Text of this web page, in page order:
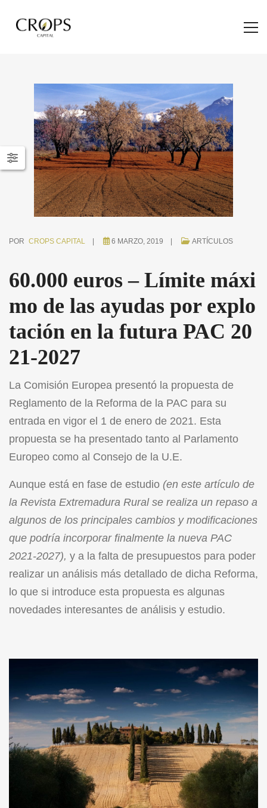
POR CROPS CAPITAL 6 MARZO, 2019 ARTÍCULOS
60.000 euros – Límite máxi
mo de las ayudas por explo
tación en la futura PAC 20
21-2027
La Comisión Europea presentó la propuesta de
Reglamento de la Reforma de la PAC para su
entrada en vigor el 1 de enero de 2021. Esta
propuesta se ha presentado tanto al Parlamento
Europeo como al Consejo de la U.E.
Aunque está en fase de estudio (en este artículo de
la Revista Extremadura Rural se realiza un repaso a
algunos de los principales cambios y modificaciones
que podría incorporar finalmente la nueva PAC
2021-2027), y a la falta de presupuestos para poder
realizar un análisis más detallado de dicha Reforma,
lo que si introduce esta propuesta es algunas
novedades interesantes de análisis y estudio.